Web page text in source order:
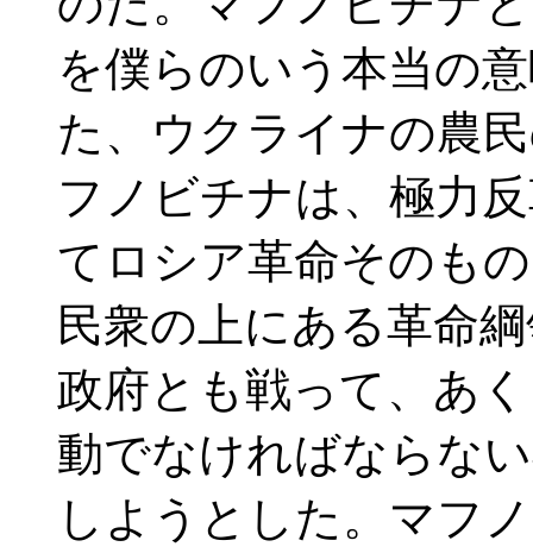
を僕らのいう本当の
た、ウクライナの農
フノビチナは、極力
てロシア革命そのも
民衆の上にある革命
政府とも戦って、あ
動でなければならな
しようとした。マフ